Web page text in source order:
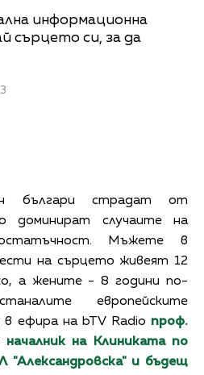
информационна
сърцето си, за да
българи страдат от
доминират случаите на
Мъжете в
на сърцето живеят 12
а жените - 8 години по-
европейските
в ефира на bTV Radio проф.
началник на Клиниката по
"Александровска" и бъдещ